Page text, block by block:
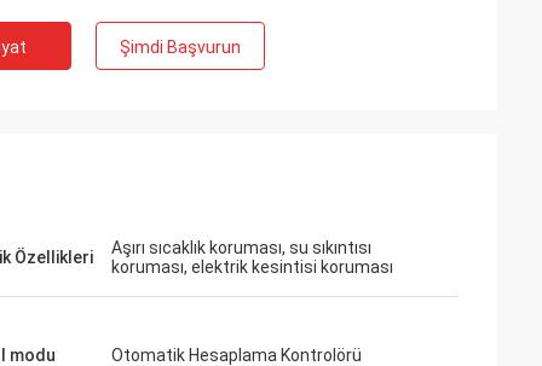
Şimdi Başvurun
Özellikleri
Aşırı sıcaklık koruması, su sıkıntısı
koruması, elektrik kesintisi koruması
modu Otomatik Hesaplama Kontrolörü